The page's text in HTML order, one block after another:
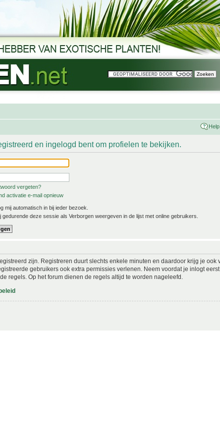
Help
en ingelogd bent om profielen te bekijken.
vergeten?
activatie e-mail opnieuw
mij automatisch in bij ieder bezoek.
gedurende deze sessie als Verborgen weergeven in de lijst met online gebruikers.
zijn. Registreren duurt slechts enkele minuten en daardoor krijg je ook
gebruikers ook extra permissies verlenen. Neem voordat je inlogt
regels. Op het forum dienen de regels altijd te worden nageleefd.